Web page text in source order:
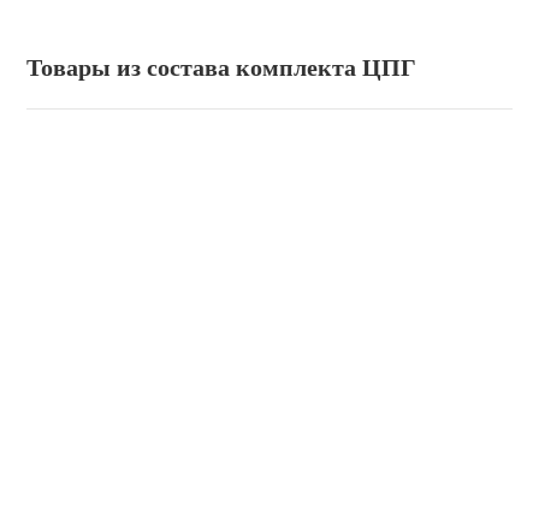
Товары из состава комплекта ЦПГ